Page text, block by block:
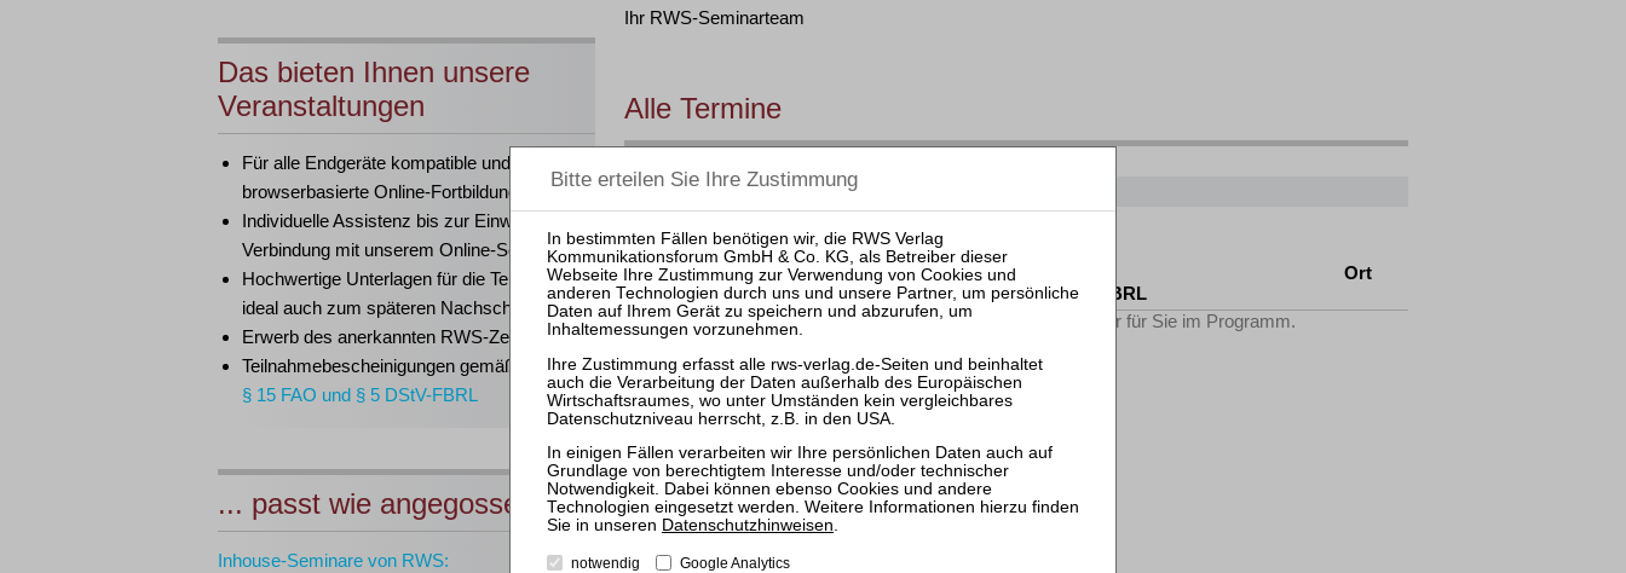
Das bieten Ihnen unsere
Veranstaltungen
Für alle Endgeräte kompatible und
browserbasierte Online-Fortbildungen
Individuelle Assistenz bis zur Einwahl und
Verbindung mit unserem Online-Seminar
Hochwertige Unterlagen für die Teilnahme,
ideal auch zum späteren Nachschlagen
Erwerb des anerkannten RWS-Zertifikats
Teilnahmebescheinigungen gemäß
GOI,
§ 15 FAO und § 5 DStV-FBRL
... passt wie angegossen!
Inhouse-Seminare von RWS:
Ihr RWS-Seminarteam
Alle Termine
Filtern nach: RWS-Praktiker-Seminare
Datum Veranstaltung
§ 5 DStV-FBRL
Ort
Leider haben wir derzeit keine Veranstaltungen zu diesem Filter für Sie im Programm.
Datenschutzhinweisen.
notwendig Google Analytics